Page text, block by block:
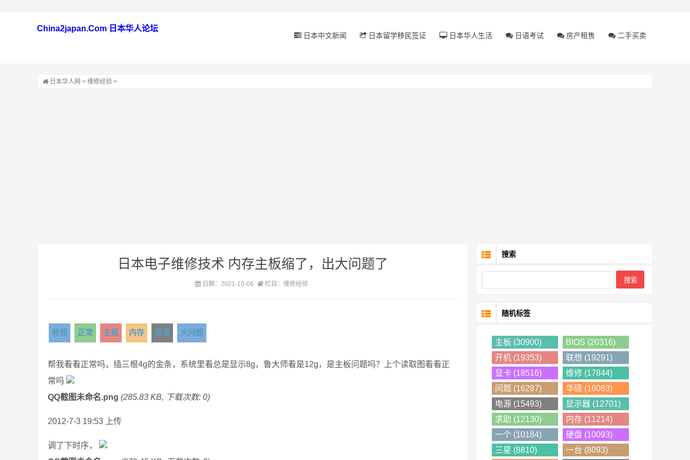
China2japan.Com 日本华人论坛
日本中文新闻 日本留学移民签证 日本华人生活 日语考试 房产租售 二手买卖
日本华人网 > 维修经验 >
日本电子维修技术 内存主板缩了，出大问题了
日期：2021-10-06 栏目：维修经验
帮我 正常 主板 内存 看看 大问题
帮我看看正常吗，插三根4g的金条，系统里看总是显示8g，鲁大师看是12g，是主板问题吗？上个读取图看看正
常吗
QQ截图未命名.png (285.83 KB, 下载次数: 0)
2012-7-3 19:53 上传
调了下时序，
搜索
随机标签
主板 (30900)
BIOS (20316)
开机 (19353)
联想 (19291)
显卡 (18516)
维修 (17844)
问题 (16287)
华硕 (16083)
电源 (15493)
显示器 (12701)
求助 (12130)
内存 (11214)
一个 (10184)
硬盘 (10093)
三星 (8810)
一台 (8093)